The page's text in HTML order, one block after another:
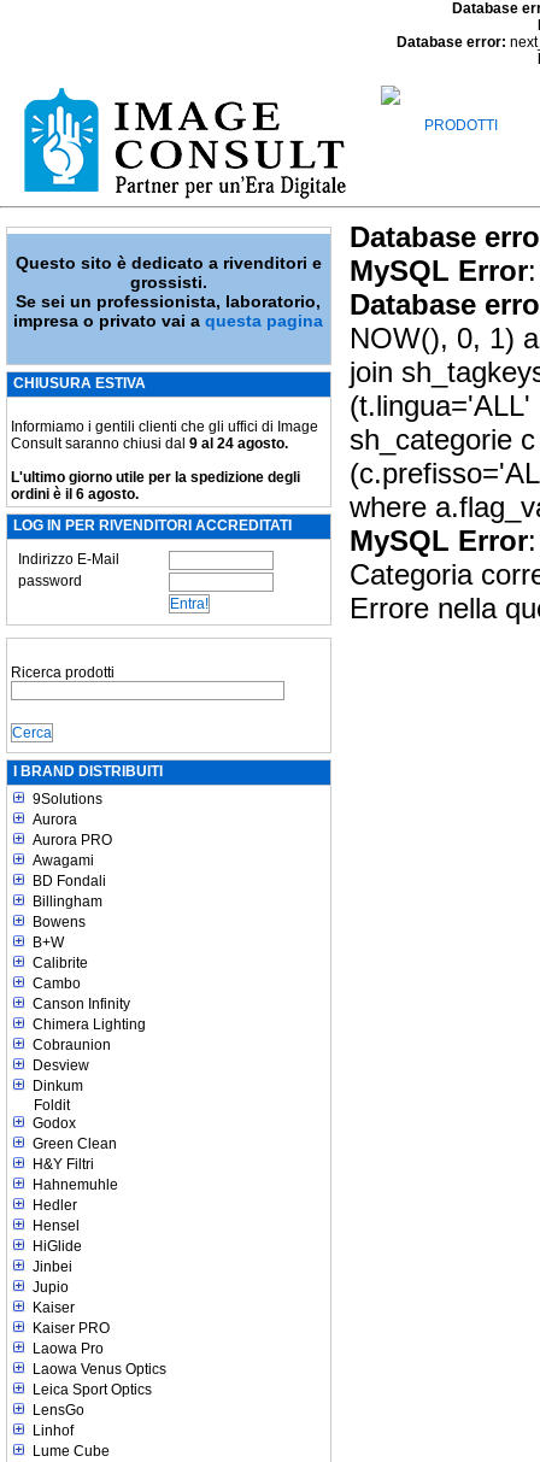
Database
Database error:
PRODOTTI
Questo sito è dedicato a rivenditori e
grossisti.
Se sei un professionista, laboratorio,
impresa o privato vai aquesta pagina
CHIUSURA ESTIVA
Informiamo i gentili clienti che gli uffici di Image
Consult saranno chiusi dal 9 al 24 agosto.
L'ultimo giorno utile per la spedizione degli
ordini è il 6 agosto.
LOG IN PER RIVENDITORI ACCREDITATI
Indirizzo E-Mail
password
Ricerca prodotti
I BRAND DISTRIBUITI
9Solutions
Aurora
Aurora PRO
Awagami
BD Fondali
Billingham
Bowens
B+W
Calibrite
Cambo
Canson Infinity
Chimera Lighting
Cobraunion
Desview
Dinkum
Foldit
Godox
Green Clean
H&Y Filtri
Hahnemuhle
Hedler
Hensel
HiGlide
Jinbei
Jupio
Kaiser
Kaiser PRO
Laowa Pro
Laowa Venus Optics
Leica Sport Optics
LensGo
Linhof
Lume Cube
Database
MySQL Error
Database
NOW(), 0, 1)
join
sh_categorie
where
MySQL Error
Categoria
Errore nella